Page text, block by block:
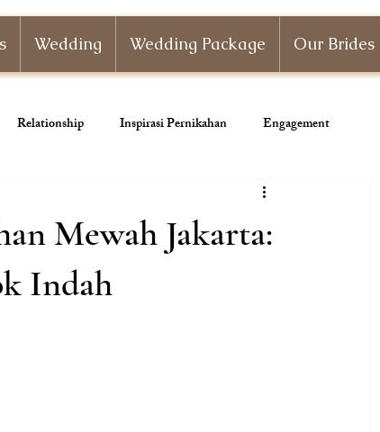
Wedding Wedding Package Our Brides
Relationship Inspirasi Pernikahan Engagement
Wedding Planner
Mewah Jakarta:
Indah